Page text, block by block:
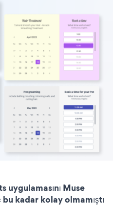
uygulamasını Muse
kadar kolay olmamıştı